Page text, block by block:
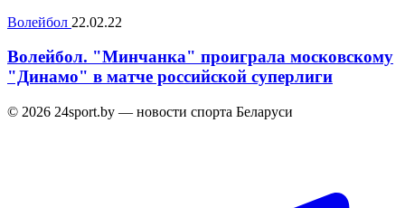
Волейбол 22.02.22
Волейбол. "Минчанка" проиграла московскому
"Динамо" в матче российской суперлиги
© 2026 24sport.by — новости спорта Беларуси